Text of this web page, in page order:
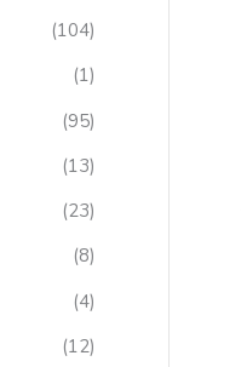
(104)
(1)
(95)
(13)
(23)
(8)
(4)
(12)